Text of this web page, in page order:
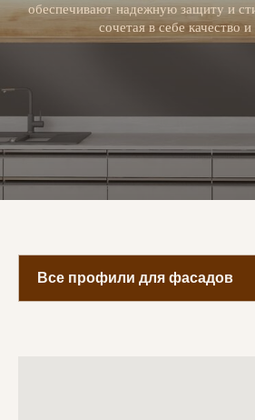
обеспечивают надежную защиту и
сочетая в себе качество и